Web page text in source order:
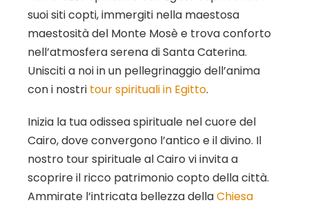
suoi siti copti, immergiti nella maestosa
maestosità del Monte Mosè e trova conforto
nell’atmosfera serena di Santa Caterina.
Unisciti a noi in un pellegrinaggio dell’anima
con i nostri tour spirituali in Egitto.
Inizia la tua odissea spirituale nel cuore del
Cairo, dove convergono l’antico e il divino. Il
nostro tour spirituale al Cairo vi invita a
scoprire il ricco patrimonio copto della città.
Ammirate l’intricata bellezza dellaChiesa